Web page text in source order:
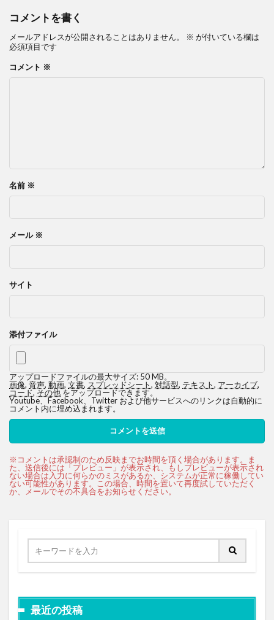
コメントを書く
メールアドレスが公開されることはありません。 ※ が付いている欄は
必須項目です
コメント ※
名前 ※
メール ※
サイト
添付ファイル
アップロードファイルの最大サイズ: 50 MB。
画像, 音声, 動画, 文書, スプレッドシート, 対話型, テキスト, アーカイブ,
コード,その他をアップロードできます。
Youtube、Facebook、Twitter および他サービスへのリンクは自動的に
コメント内に埋め込まれます。
最近の投稿